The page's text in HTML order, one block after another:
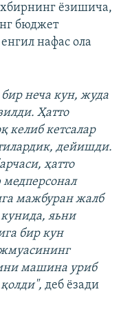
ёзишича,
бюджет
нафас ола
неча кун, жуда
Ҳатто
келиб кетсалар
дейишди.
ҳатто
мажбуран жалб
яьни
бир кун
машина уриб
деб ёзади